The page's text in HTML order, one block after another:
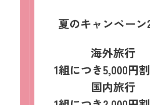
夏のキャンペーン
海外旅行
1組につき5,000円
国内旅行